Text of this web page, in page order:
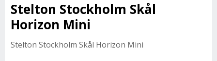
Stelton Stockholm Skål
Horizon Mini
Stelton Stockholm Skål Horizon Mini